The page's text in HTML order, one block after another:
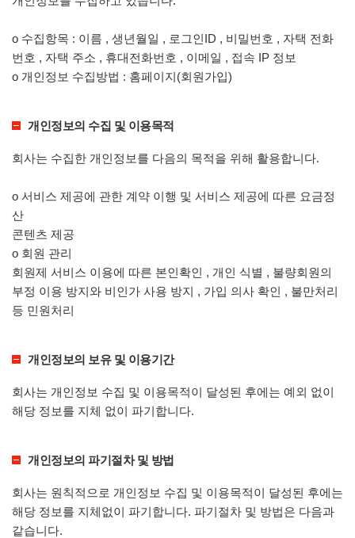
ο 수집항목 : 이름 , 생년월일 , 로그인ID , 비밀번호 , 자택 전화
번호 , 자택 주소 , 휴대전화번호 , 이메일 , 접속 IP 정보
ο 개인정보 수집방법 : 홈페이지(회원가입)
개인정보의 수집 및 이용목적
회사는 수집한 개인정보를 다음의 목적을 위해 활용합니다.
ο 서비스 제공에 관한 계약 이행 및 서비스 제공에 따른 요금정
산
콘텐츠 제공
ο 회원 관리
회원제 서비스 이용에 따른 본인확인 , 개인 식별 , 불량회원의
부정 이용 방지와 비인가 사용 방지 , 가입 의사 확인 , 불만처리
등 민원처리
개인정보의 보유 및 이용기간
회사는 개인정보 수집 및 이용목적이 달성된 후에는 예외 없이
해당 정보를 지체 없이 파기합니다.
개인정보의 파기절차 및 방법
회사는 원칙적으로 개인정보 수집 및 이용목적이 달성된 후에는
해당 정보를 지체없이 파기합니다. 파기절차 및 방법은 다음과
같습니다.